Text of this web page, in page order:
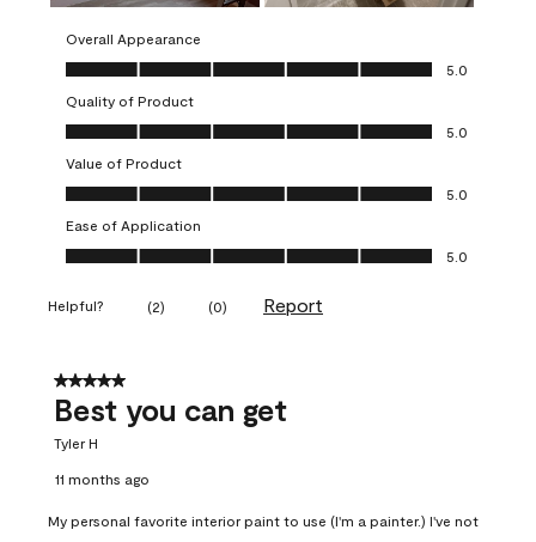
Overall Appearance
Overall Appearance, 5.0 out of 5
5.0
Quality of Product
Quality of Product, 5.0 out of 5
5.0
Value of Product
Value of Product, 5.0 out of 5
5.0
Ease of Application
Ease of Application, 5.0 out of 5
5.0
Helpful? (2) (0) Report
5 out of 5 stars.
Best you can get
Tyler H
11 months ago
My personal favorite interior paint to use (I'm a painter.) I've not